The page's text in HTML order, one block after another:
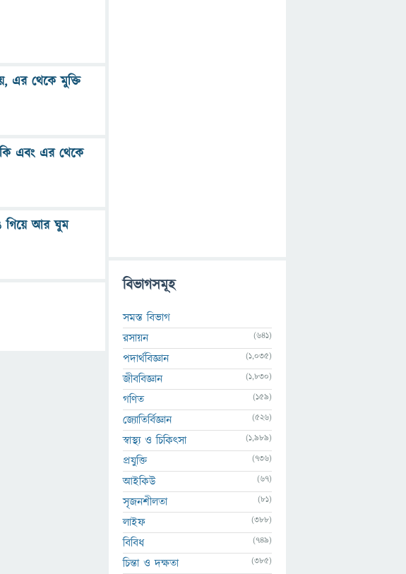
এর থেকে মুক্তি
কি এবং এর থেকে
গিয়ে আর ঘুম
বিভাগসমূহ
সমস্ত বিভাগ
রসায়ন
(641)
পদার্থবিজ্ঞান (1,035)
জীববিজ্ঞান (1,830)
গণিত (159)
জ্যোতির্বিজ্ঞান (526)
স্বাস্থ্য ও চিকিৎসা (1,989)
প্রযুক্তি (736)
আইকিউ (67)
সৃজনশীলতা (81)
লাইফ (388)
বিবিধ (749)
চিন্তা ও দক্ষতা (385)